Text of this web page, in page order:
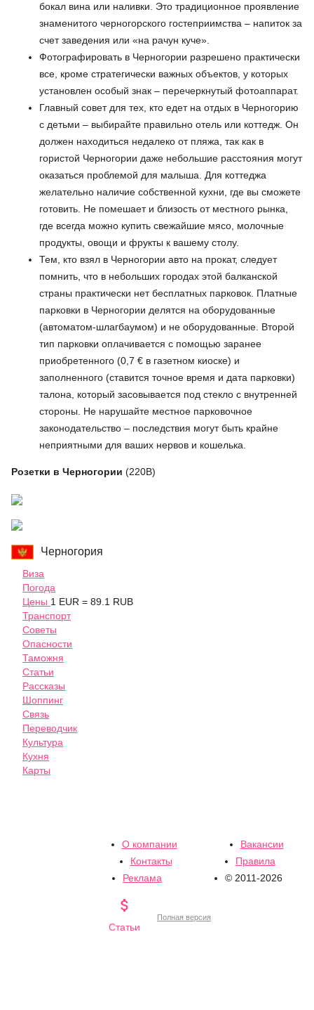
бокал вина или наливки. Это традиционное проявление
знаменитого черногорского гостеприимства – напиток за
счет заведения или «на рачун куче».
Фотографировать в Черногории разрешено практически
все, кроме стратегически важных объектов, у которых
установлен особый знак – перечеркнутый фотоаппарат.
Главный совет для тех, кто едет на отдых в Черногорию
с детьми – выбирайте правильно отель или коттедж. Он
должен находиться недалеко от пляжа, так как в
гористой Черногории даже небольшие расстояния могут
оказаться проблемой для малыша. Для коттеджа
желательно наличие собственной кухни, где вы сможете
готовить. Не помешает и близость от местного рынка,
где всегда можно купить свежайшие мясо, молочные
продукты, овощи и фрукты к вашему столу.
Тем, кто взял в Черногории авто на прокат, следует
помнить, что в небольших городах этой балканской
страны практически нет бесплатных парковок. Платные
парковки в Черногории делятся на оборудованные
(автоматом-шлагбаумом) и не оборудованные. Второй
тип парковки оплачивается с помощью заранее
приобретенного (0,7 € в газетном киоске) и
заполненного (ставится точное время и дата парковки)
талона, который засовывается под стекло с внутренней
стороны. Не нарушайте местное парковочное
законодательство – последствия могут быть крайне
неприятными для ваших нервов и кошелька.
Розетки в Черногории (220В)
Черногория
Виза
Погода
Цены 1 EUR = 89.1 RUB
Транспорт
Советы
Опасности
Таможня
Статьи
Рассказы
Шоппинг
Связь
Переводчик
Культура
Кухня
Карты
О компании
Вакансии
Контакты
Правила
Реклама
© 2011-2026

Статьи
Полная версия